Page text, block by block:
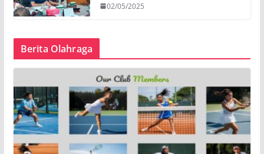
02/05/2025
Berita Olahraga